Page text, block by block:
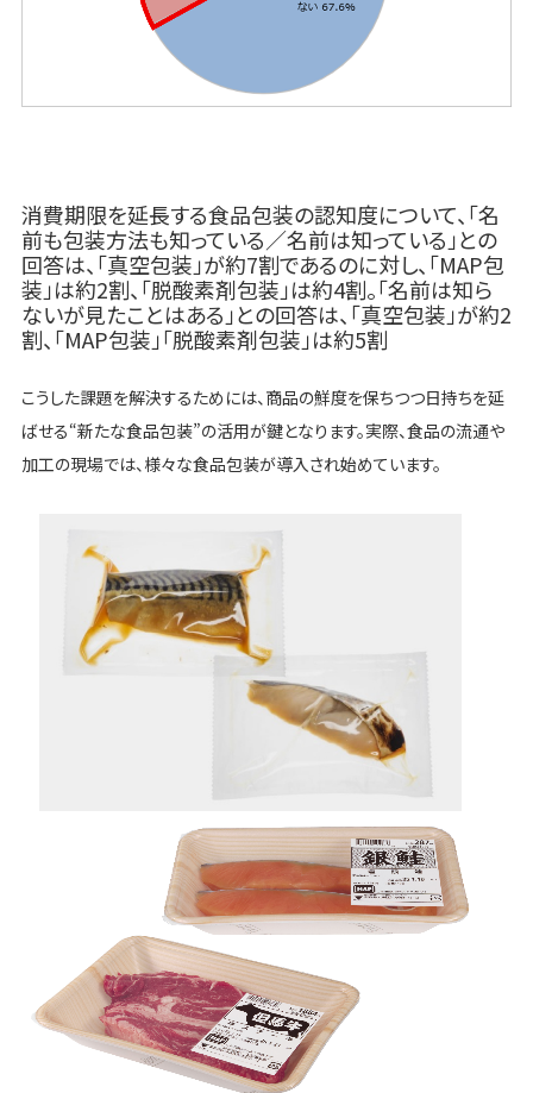
消費期限を延長する食品包装の認知度について、「名
前も包装方法も知っている／名前は知っている」との
回答は、「真空包装」が約7割であるのに対し、「MAP包
装」は約2割、「脱酸素剤包装」は約4割。「名前は知ら
ないが見たことはある」との回答は、「真空包装」が約2
割、「MAP包装」「脱酸素剤包装」は約5割
こうした課題を解決するためには、商品の鮮度を保ちつつ日持ちを延
ばせる“新たな食品包装”の活用が鍵となります。実際、食品の流通や
加工の現場では、様々な食品包装が導入され始めています。